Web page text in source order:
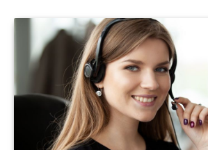
CARRIÈRE
NOUS CONTACTER